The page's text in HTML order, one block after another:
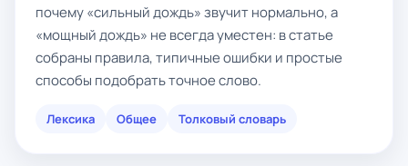
почему «сильный дождь» звучит нормально, а
«мощный дождь» не всегда уместен: в статье
собраны правила, типичные ошибки и простые
способы подобрать точное слово.
Лексика Общее Толковый словарь